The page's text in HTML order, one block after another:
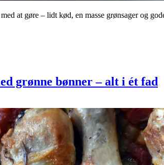
at gøre – lidt kød, en masse grønsager og
grønne bønner – alt i ét fad